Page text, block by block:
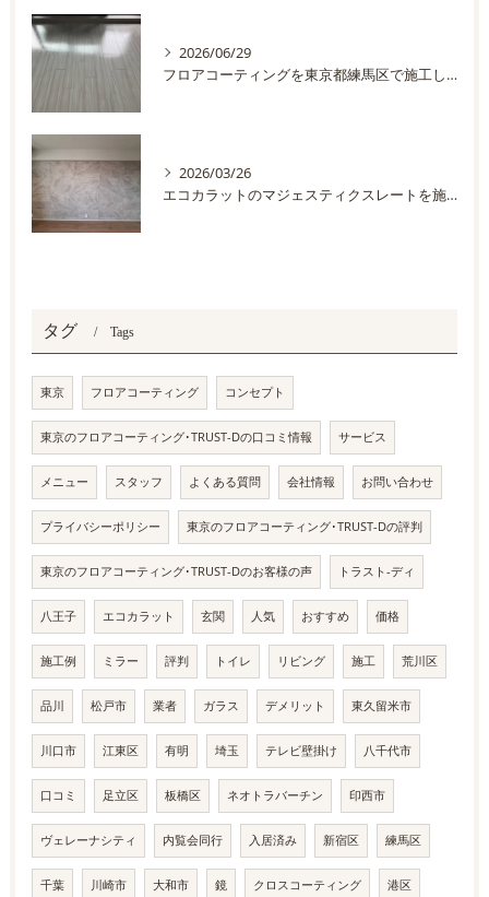
2026/06/29
フロアコーティングを東京都練馬区で施工しました
2026/03/26
エコカラットのマジェスティクスレートを施工しました
タグ Tags
東京 フロアコーティング コンセプト
東京のフロアコーティング･TRUST-Dの口コミ情報 サービス
メニュー スタッフ よくある質問 会社情報 お問い合わせ
プライバシーポリシー 東京のフロアコーティング･TRUST-Dの評判
東京のフロアコーティング･TRUST-Dのお客様の声 トラスト-ディ
八王子 エコカラット 玄関 人気 おすすめ 価格
施工例 ミラー 評判 トイレ リビング 施工 荒川区
品川 松戸市 業者 ガラス デメリット 東久留米市
川口市 江東区 有明 埼玉 テレビ壁掛け 八千代市
口コミ 足立区 板橋区 ネオトラバーチン 印西市
ヴェレーナシティ 内覧会同行 入居済み 新宿区 練馬区
千葉 川崎市 大和市 鏡 クロスコーティング 港区